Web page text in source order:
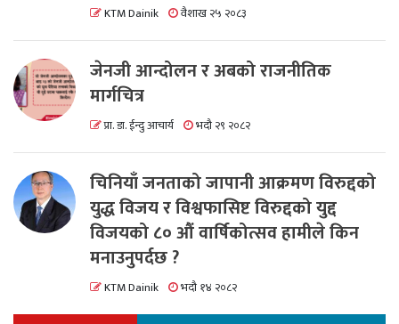
KTM Dainik वैशाख २५ २०८३
जेनजी आन्दोलन र अबको राजनीतिक
मार्गचित्र
प्रा. डा. ईन्दु आचार्य भदौ २९ २०८२
चिनियाँ जनताको जापानी आक्रमण विरुद्दको
युद्ध विजय र विश्वफासिष्ट विरुद्दको युद्द
विजयको ८० औं वार्षिकोत्सव हामीले किन
मनाउनुपर्दछ ?
KTM Dainik भदौ १४ २०८२